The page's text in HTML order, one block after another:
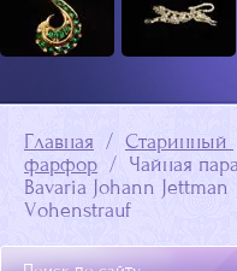
Главная
  /
Старинный
фарфор
  /  Чайная пара
Bavaria Johann Jettman
Vohenstrauf